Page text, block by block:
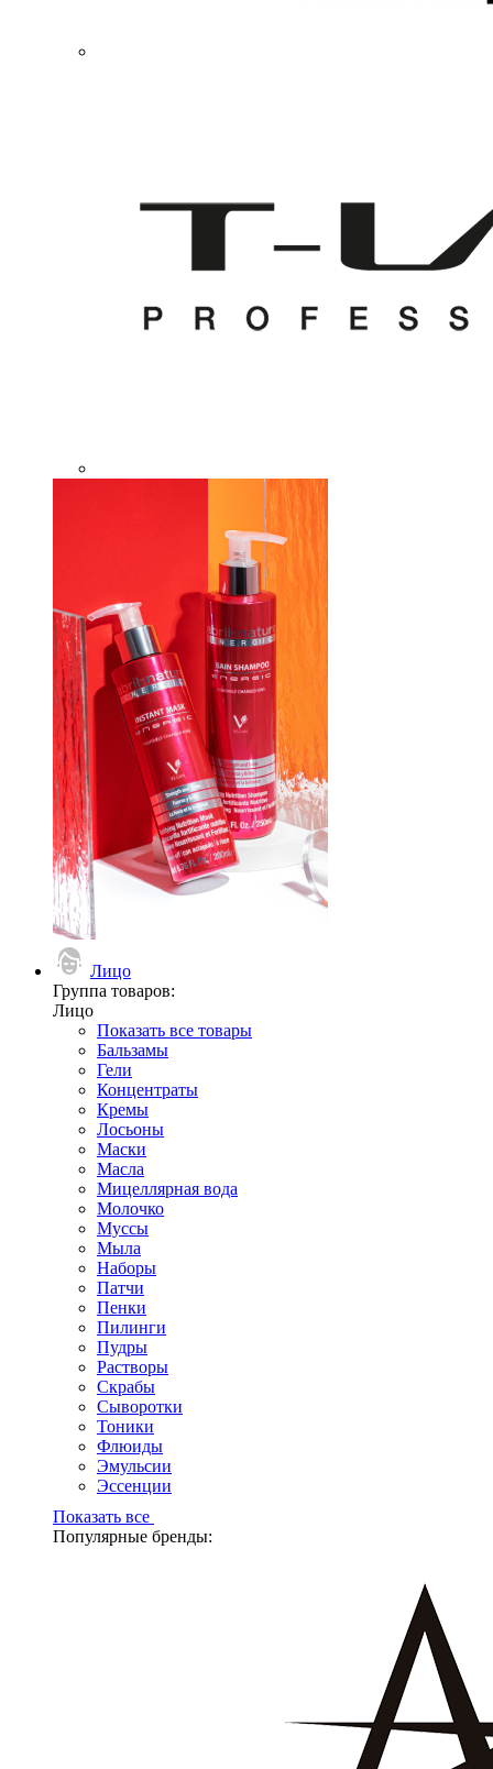
Лицо
Группа товаров:
Лицо
Показать все товары
Бальзамы
Гели
Концентраты
Кремы
Лосьоны
Маски
Масла
Мицеллярная вода
Молочко
Муссы
Мыла
Наборы
Патчи
Пенки
Пилинги
Пудры
Растворы
Скрабы
Сыворотки
Тоники
Флюиды
Эмульсии
Эссенции
Показать все
Популярные бренды: